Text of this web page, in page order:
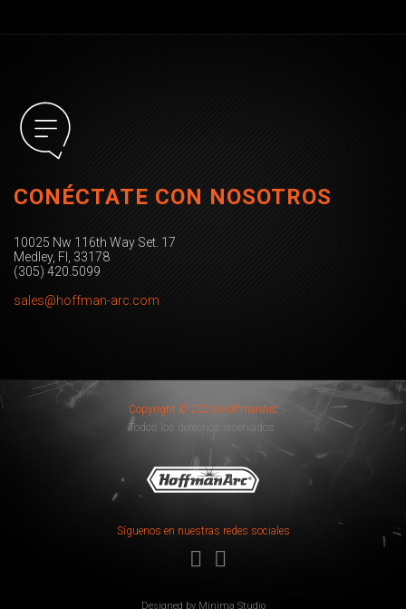
CONÉCTATE CON NOSOTROS
10025 Nw 116th Way Set. 17
Medley, Fl, 33178
(305) 420.5099
sales@hoffman-arc.com
Copyright © 2026 HoffmanArc
Todos los derechos reservados.
Síguenos en nuestras redes sociales
Designed by Minima Studio